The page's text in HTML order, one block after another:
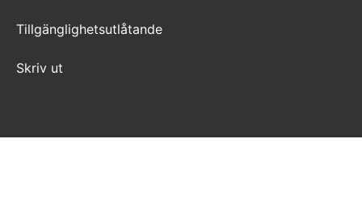
Tillgänglighetsutlåtande
Skriv ut